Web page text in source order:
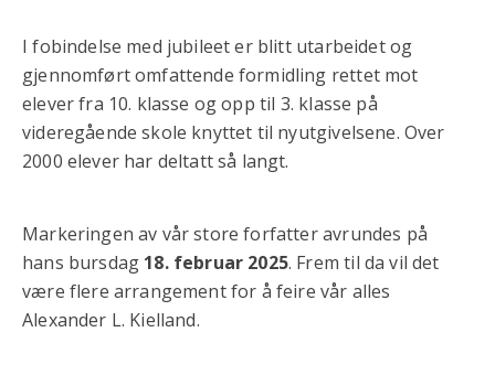
I fobindelse med jubileet er blitt utarbeidet og
gjennomført omfattende formidling rettet mot
elever fra 10. klasse og opp til 3. klasse på
videregående skole knyttet til nyutgivelsene. Over
2000 elever har deltatt så langt.
Markeringen av vår store forfatter avrundes på
hans bursdag 18. februar 2025. Frem til da vil det
være flere arrangement for å feire vår alles
Alexander L. Kielland.